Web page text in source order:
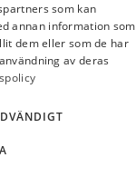
Ansök nu
som kan
annan information som
dem eller som de har
av deras